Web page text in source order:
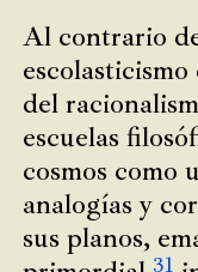
Al contrario
del
escuelas
cosmos como
analogías y
sus planos,
31